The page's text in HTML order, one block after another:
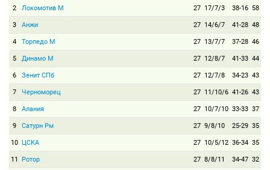
2 Локомотив М 27 17/7/3 38-16 58
3 Анжи 27 14/6/7 41-28 48
4 Торпедо М 27 13/7/7 37-28 46
5 Динамо М 27 12/8/7 41-33 44
6 Зенит СПб 27 12/7/8 34-23 43
7 Черноморец 27 11/10/6 41-26 43
8 Алания 27 10/7/10 33-33 37
9 Сатурн Рм 27 9/8/10 25-29 35
10 ЦСКА 27 10/5/12 36-34 35
11 Ротор 27 8/8/11 34-47 32